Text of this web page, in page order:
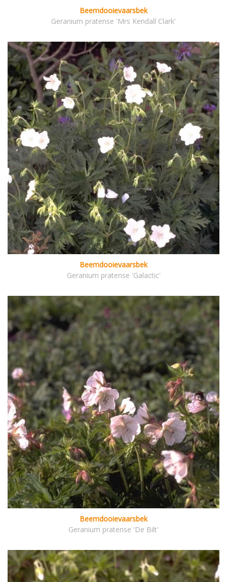
Beemdooievaarsbek
Geranium pratense 'Mrs Kendall Clark'
Beemdooievaarsbek
Geranium pratense 'Galactic'
Beemdooievaarsbek
Geranium pratense 'De Bilt'